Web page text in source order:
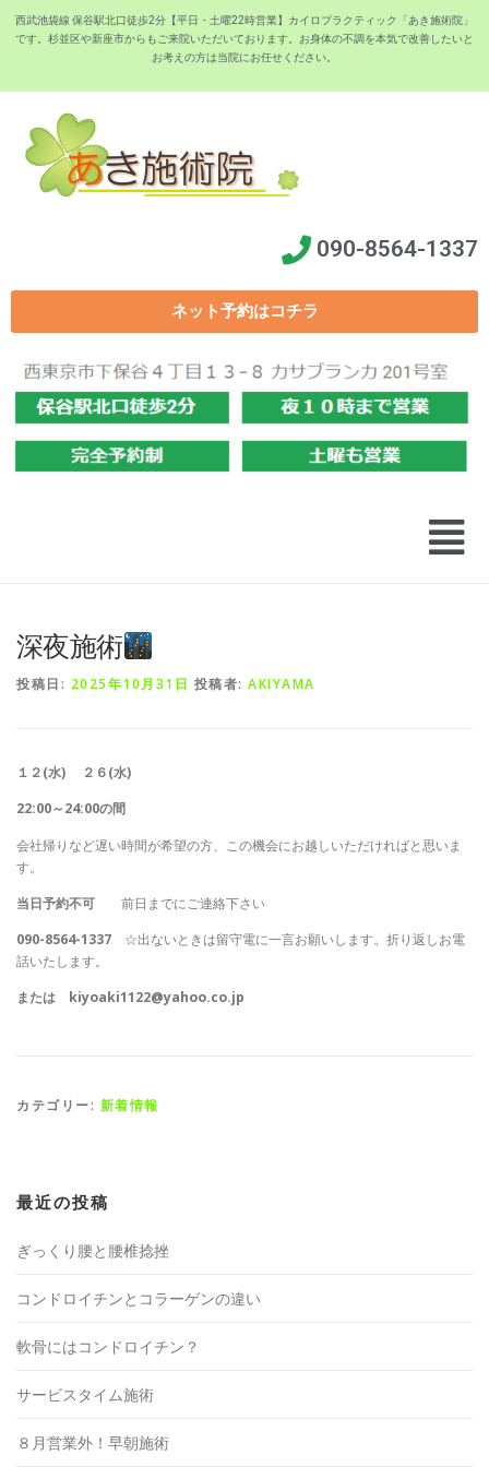
西武池袋線 保谷駅北口徒歩2分【平日・土曜22時営業】カイロプラクティック「あき施術院」
です。杉並区や新座市からもご来院いただいております。お身体の不調を本気で改善したいと
お考えの方は当院にお任せください。
090-8564-1337
ネット予約はコチラ
深夜施術
投稿日: 2025年10月31日 投稿者: AKIYAMA
１２(水) ２６(水)
22:00～24:00の間
会社帰りなど遅い時間が希望の方、この機会にお越しいただければと思いま
す。
当日予約不可 前日までにご連絡下さい
090-8564-1337 ☆出ないときは留守電に一言お願いします。折り返しお電
話いたします。
または kiyoaki1122@yahoo.co.jp
カテゴリー: 新着情報
最近の投稿
ぎっくり腰と腰椎捻挫
コンドロイチンとコラーゲンの違い
軟骨にはコンドロイチン？
サービスタイム施術
８月営業外！早朝施術